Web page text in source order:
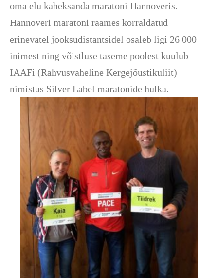
oma elu kaheksanda maratoni Hannoveris.
Hannoveri maratoni raames korraldatud
erinevatel jooksudistantsidel osaleb ligi 26 000
inimest ning võistluse taseme poolest kuulub
IAAFi (Rahvusvaheline Kergejõustikuliit)
nimistus Silver Label maratonide hulka.